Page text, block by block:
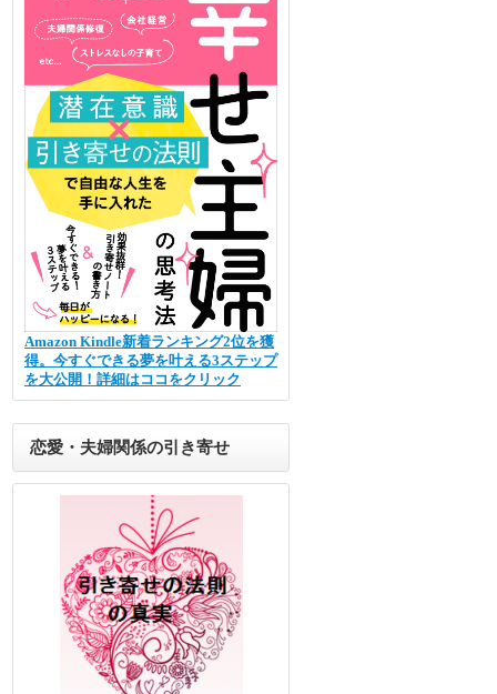
Amazon Kindle新着ランキング2位を獲
得。今すぐできる夢を叶える3ステップ
を大公開！詳細はココをクリック
恋愛・夫婦関係の引き寄せ